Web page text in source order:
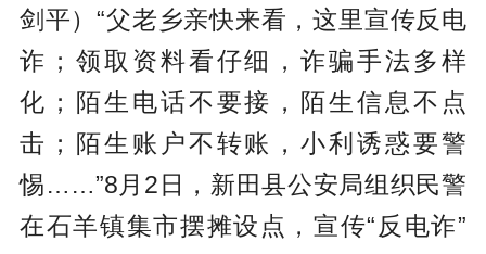
剑平）“父老乡亲快来看，这里宣传反电
诈；领取资料看仔细，诈骗手法多样
化；陌生电话不要接，陌生信息不点
击；陌生账户不转账，小利诱惑要警
惕……”8月2日，新田县公安局组织民警
在石羊镇集市摆摊设点，宣传“反电诈”